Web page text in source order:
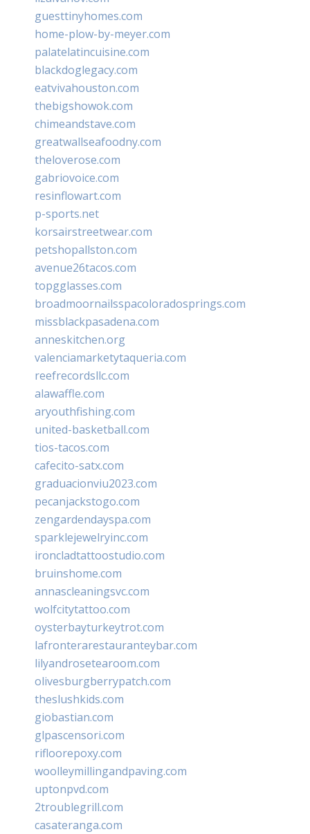
guesttinyhomes.com
home-plow-by-meyer.com
palatelatincuisine.com
blackdoglegacy.com
eatvivahouston.com
thebigshowok.com
chimeandstave.com
greatwallseafoodny.com
theloverose.com
gabriovoice.com
resinflowart.com
p-sports.net
korsairstreetwear.com
petshopallston.com
avenue26tacos.com
topgglasses.com
broadmoornailsspacoloradosprings.com
missblackpasadena.com
anneskitchen.org
valenciamarketytaqueria.com
reefrecordsllc.com
alawaffle.com
aryouthfishing.com
united-basketball.com
tios-tacos.com
cafecito-satx.com
graduacionviu2023.com
pecanjackstogo.com
zengardendayspa.com
sparklejewelryinc.com
ironcladtattoostudio.com
bruinshome.com
annascleaningsvc.com
wolfcitytattoo.com
oysterbayturkeytrot.com
lafronterarestauranteybar.com
lilyandrosetearoom.com
olivesburgberrypatch.com
theslushkids.com
giobastian.com
glpascensori.com
rifloorepoxy.com
woolleymillingandpaving.com
uptonpvd.com
2troublegrill.com
casateranga.com